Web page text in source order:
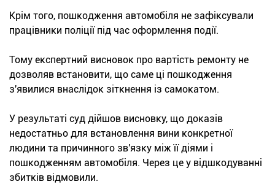
Крім того, пошкодження автомобіля не зафіксували
працівники поліції під час оформлення події.
Тому експертний висновок про вартість ремонту не
дозволяв встановити, що саме ці пошкодження
з'явилися внаслідок зіткнення із самокатом.
У результаті суд дійшов висновку, що доказів
недостатньо для встановлення вини конкретної
людини та причинного зв'язку між її діями і
пошкодженням автомобіля. Через це у відшкодуванні
збитків відмовили.